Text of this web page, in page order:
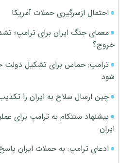
احتمال ازسرگیری حملات آمریکا
معمای جنگ ایران برای ترامپ؛
خروج؟
ترامپ: حماس برای تشکیل دولت
شود
چین ارسال سلاح به ایران را
پیشنهاد سنتکام به ترامپ برای
ایران
ادعای ترامپ: به حملات ایران